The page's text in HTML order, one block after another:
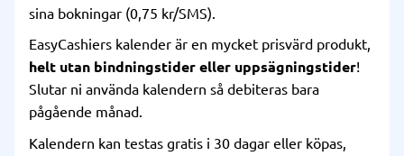
sina bokningar (0,75 kr/SMS).
EasyCashiers kalender är en mycket prisvärd produkt,
helt utan bindningstider eller uppsägningstider!
Slutar ni använda kalendern så debiteras bara
pågående månad.
Kalendern kan testas gratis i 30 dagar eller köpas,